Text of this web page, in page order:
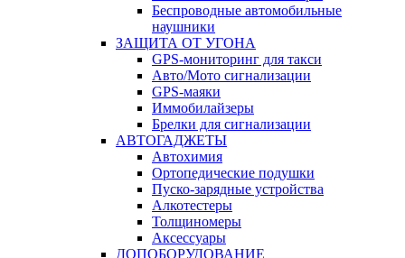
Беспроводные автомобильные
наушники
ЗАЩИТА ОТ УГОНА
GPS-мониторинг для такси
Авто/Мото сигнализации
GPS-маяки
Иммобилайзеры
Брелки для сигнализации
АВТОГАДЖЕТЫ
Автохимия
Ортопедические подушки
Пуско-зарядные устройства
Алкотестеры
Толщиномеры
Аксессуары
ДОПОБОРУДОВАНИЕ